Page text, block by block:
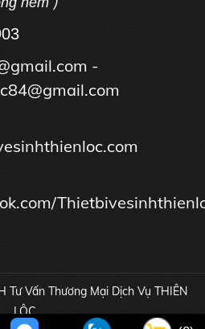
-
Tư Vấn Thương Mại Dịch Vụ THIÊN
LỘC